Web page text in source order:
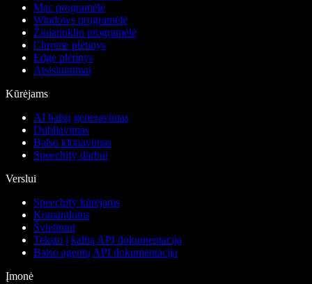
Mac programėlė
Windows programėlė
Žiniatinklio programėlė
Chrome plėtinys
Edge plėtinys
Atsisiuntimai
Kūrėjams
AI balsų generavimas
Dubliavimas
Balso klonavimas
Speechify darbui
Verslui
Speechify kūrėjams
Komandoms
Švietimui
Teksto į kalbą API dokumentacija
Balso agentų API dokumentacija
Įmonė